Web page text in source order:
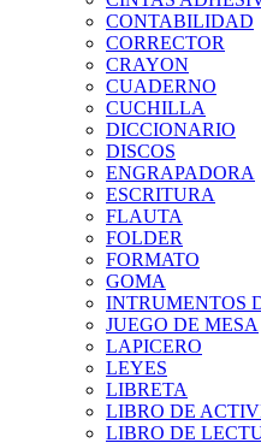
CONTABILIDAD
CORRECTOR
CRAYON
CUADERNO
CUCHILLA
DICCIONARIO
DISCOS
ENGRAPADORA
ESCRITURA
FLAUTA
FOLDER
FORMATO
GOMA
INTRUMENTOS
JUEGO DE MESA
LAPICERO
LEYES
LIBRETA
LIBRO DE
LIBRO DE